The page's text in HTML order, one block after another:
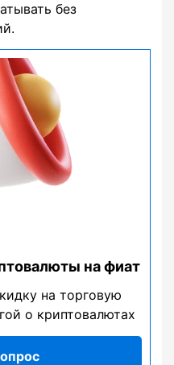
без
на фиат
на торговую
о криптовалютах